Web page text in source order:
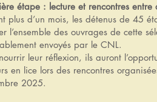
étape : lecture et rencontres entre
plus d’un mois, les détenus de 45
l’ensemble des ouvrages de cette
envoyés par le CNL.
leur réflexion, ils auront
en lice lors des rencontres
2025.